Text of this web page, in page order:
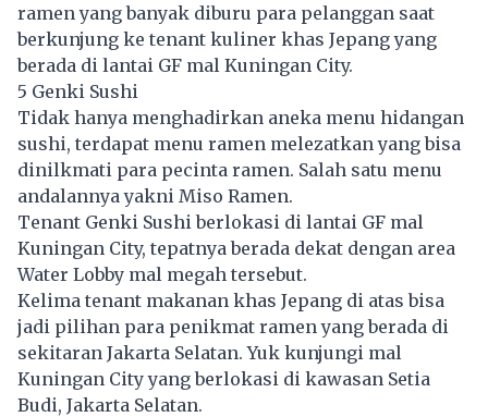
ramen yang banyak diburu para pelanggan saat
berkunjung ke tenant kuliner khas Jepang yang
berada di lantai GF mal Kuningan City.
5 Genki Sushi
Tidak hanya menghadirkan aneka menu hidangan
sushi, terdapat menu ramen melezatkan yang bisa
dinilkmati para pecinta ramen. Salah satu menu
andalannya yakni Miso Ramen.
Tenant Genki Sushi berlokasi di lantai GF mal
Kuningan City, tepatnya berada dekat dengan area
Water Lobby mal megah tersebut.
Kelima tenant makanan khas Jepang di atas bisa
jadi pilihan para penikmat ramen yang berada di
sekitaran Jakarta Selatan. Yuk kunjungi mal
Kuningan City yang berlokasi di kawasan Setia
Budi, Jakarta Selatan.